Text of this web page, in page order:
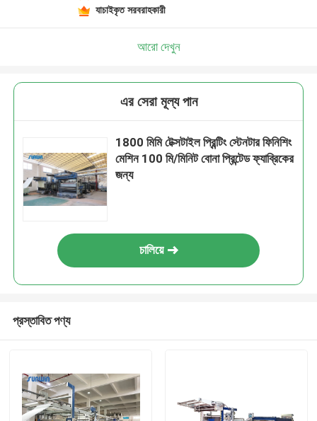
যাচাইকৃত সরবরাহকারী
আরো দেখুন
এর সেরা মূল্য পান
1800 মিমি টেক্সটাইল প্রিন্টিং স্টেনটার ফিনিশিং
মেশিন 100 মি/মিনিট বোনা প্রিন্টেড ফ্যাব্রিকের
জন্য
চালিয়ে
প্রস্তাবিত পণ্য